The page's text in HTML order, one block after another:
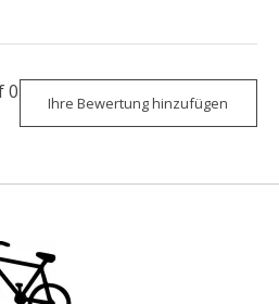
0
Ihre Bewertung hinzufügen